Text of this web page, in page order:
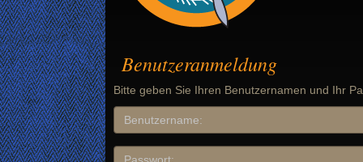
Benutzeranmeldung
Bitte geben Sie Ihren Benutzernamen und Ihr